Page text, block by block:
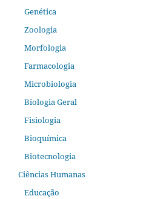
Genética
Zoologia
Morfologia
Farmacologia
Microbiologia
Biologia Geral
Fisiologia
Bioquímica
Biotecnologia
Ciências Humanas
Educação